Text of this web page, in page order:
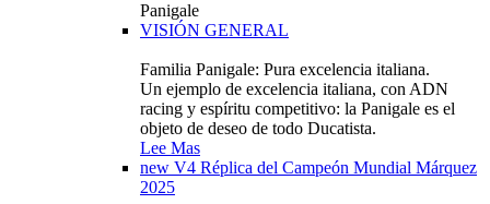
Panigale
VISIÓN GENERAL
Familia Panigale: Pura excelencia italiana.
Un ejemplo de excelencia italiana, con ADN
racing y espíritu competitivo: la Panigale es el
objeto de deseo de todo Ducatista.
Lee Mas
new V4 Réplica del Campeón Mundial Márquez
2025